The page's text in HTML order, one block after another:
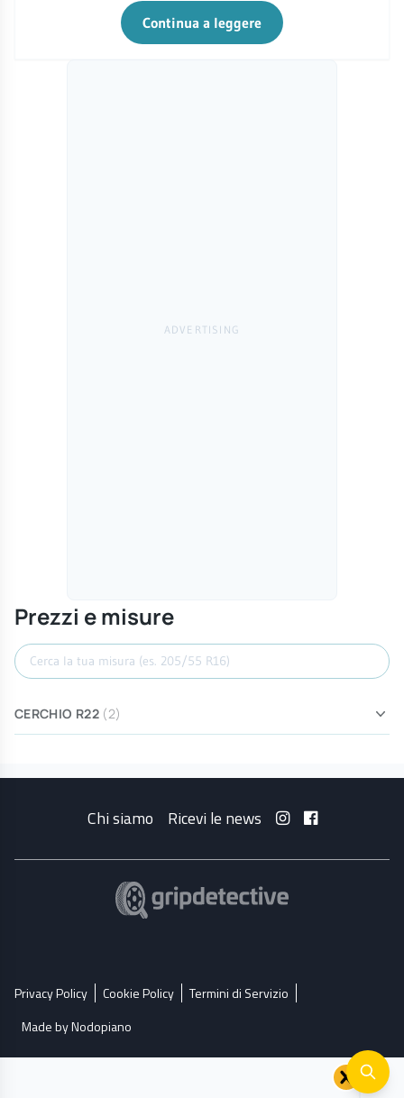
Continua a leggere
Prezzi e misure
Cerca misura
CERCHIO R22 (2)
Chi siamo Ricevi le news
Privacy Policy Cookie Policy
Termini di Servizio
Made by Nodopiano